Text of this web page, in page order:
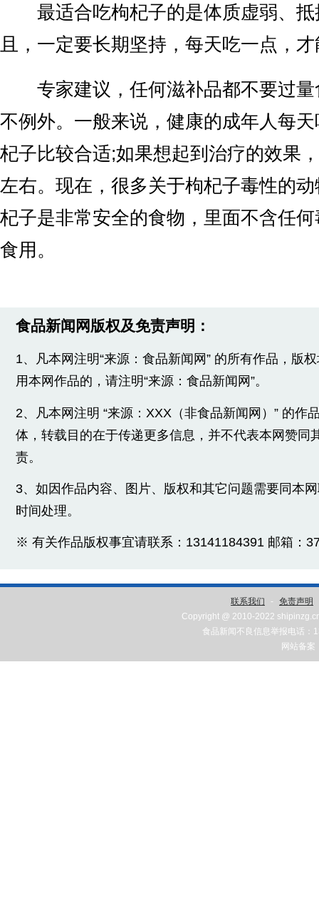
最适合吃枸杞子的是体质虚弱、抵
且，一定要长期坚持，每天吃一点，
专家建议，任何滋补品都不要过量
不例外。一般来说，健康的成年人每
杞子比较合适;如果想起到治疗的效果
左右。现在，很多关于枸杞子毒性的
杞子是非常安全的食物，里面不含任
食用。
食品新闻网版权及免责声明：
1、凡本网注明“来源：食品新闻网” 的所有作品，版
用本网作品的，请注明“来源：食品新闻网”。
2、凡本网注明 “来源：XXX（非食品新闻网）” 的作
体，转载目的在于传递更多信息，并不代表本网赞同
责。
3、如因作品内容、图片、版权和其它问题需要同本
时间处理。
※ 有关作品版权事宜请联系：13141184391 邮箱：
联系我们 - 免责声明
Copyright @ 2010-2022
食品新闻不良信息举报电话：
网站备案